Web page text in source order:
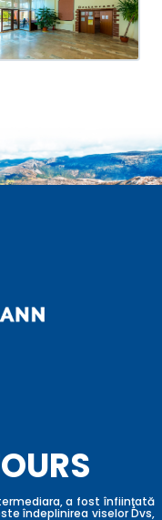
a fost înfiinţată
îndeplinirea viselor Dvs,